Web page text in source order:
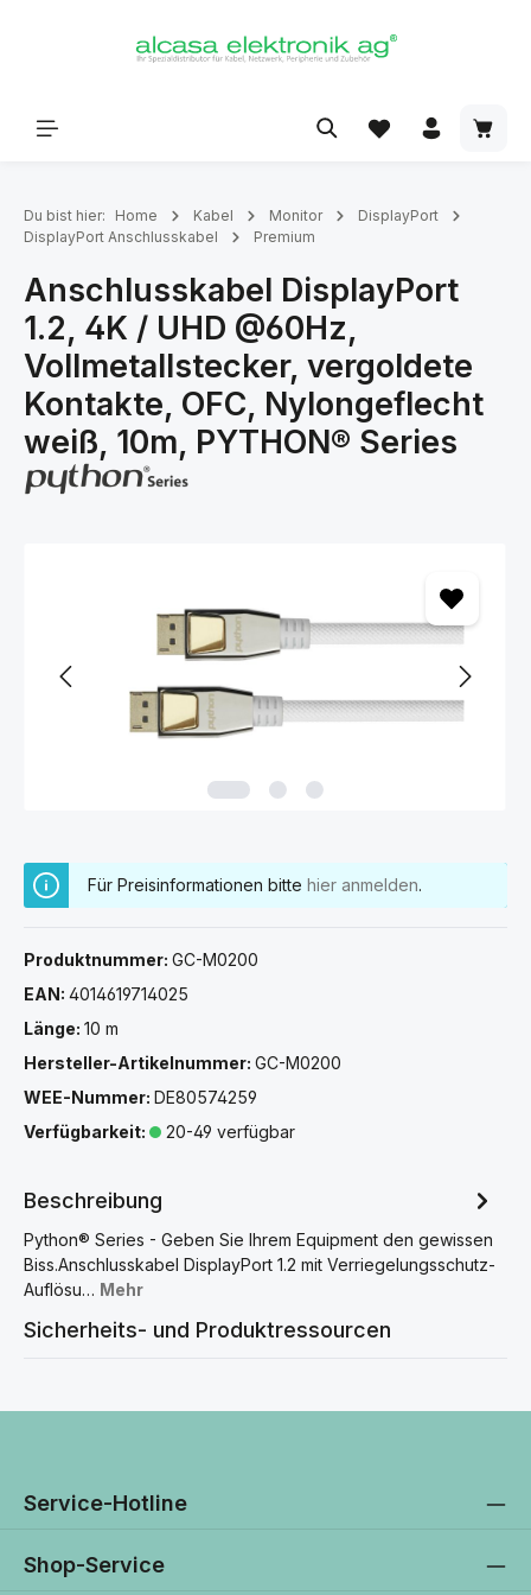
Du bist hier: Home Kabel Monitor
DisplayPort
DisplayPort Anschlusskabel
Premium
Anschlusskabel DisplayPort
1.2, 4K / UHD @60Hz,
Vollmetallstecker, vergoldete
Kontakte, OFC, Nylongeflecht
weiß, 10m, PYTHON® Series
Für Preisinformationen bitte hier anmelden.
Produktnummer: GC-M0200
EAN: 4014619714025
Länge: 10 m
Hersteller-Artikelnummer: GC-M0200
WEE-Nummer: DE80574259
Verfügbarkeit:
20-49 verfügbar
Beschreibung
Python® Series - Geben Sie Ihrem Equipment den gewissen
Biss.Anschlusskabel DisplayPort 1.2 mit Verriegelungsschutz-
Auflösu… Mehr
Sicherheits- und Produktressourcen
Service-Hotline
Shop-Service